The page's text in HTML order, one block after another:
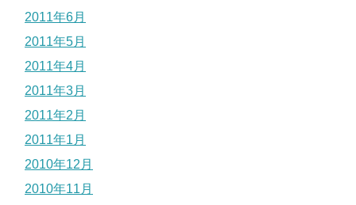
2011年6月
2011年5月
2011年4月
2011年3月
2011年2月
2011年1月
2010年12月
2010年11月